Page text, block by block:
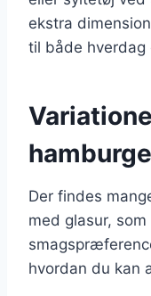
ekstra
til både hverdag
Der findes
med glasur,
hvordan du kan